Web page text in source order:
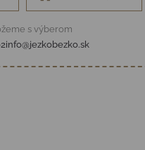
s výberom
info@jezkobezko.sk